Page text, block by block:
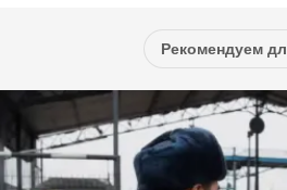
Рекомендуем